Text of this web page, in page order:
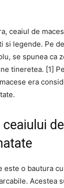
ceaiul de
si legende. Pe
se spunea ca
tineretea. [1]
era
este o bautura
Acestea